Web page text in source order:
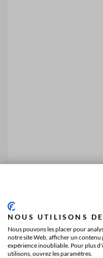
NOUS UTILISONS
Nous pouvons les placer pour
notre site Web, afficher un contenu
expérience inoubliable. Pour plus
utilisons, ouvrez les paramètres.